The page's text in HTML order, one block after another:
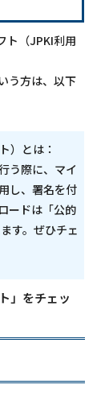
ト（JPKI利用
う方は、以下
）とは：
う際に、マイ
し、署名を付
ードは「公的
す。ぜひチェ
」をチェッ